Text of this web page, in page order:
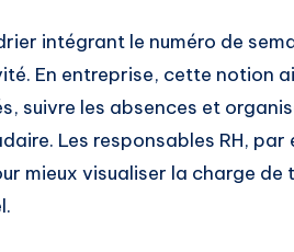
intégrant le numéro de
En entreprise, cette notion
suivre les absences et
Les responsables RH,
mieux visualiser la charge